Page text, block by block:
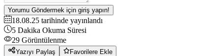
Yorumu Göndermek için giriş yapın!
18.08.25 tarihinde yayınlandı
5 Dakika Okuma Süresi
29 Görüntülenme
Yazıyı Paylaş Favorilere Ekle